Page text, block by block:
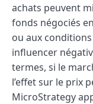
achats peuvent
fonds négociés
ou aux
influencer
termes, si le
l’effet sur le prix
MicroStrategy